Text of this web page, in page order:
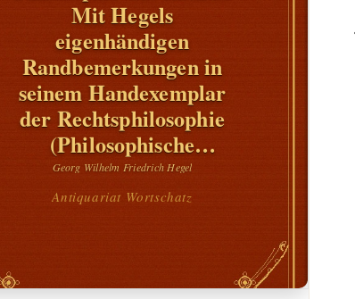
Mit Hegels
eigenhändigen
Randbemerkungen in
seinem Handexemplar
der Rechtsphilosophie
(Philosophische
Bibliothek Band124a ).
Hrsg. v. Johannes
Georg Wilhelm Friedrich Hegel
Antiquariat Wortschatz